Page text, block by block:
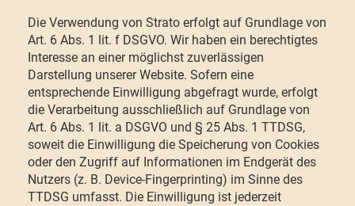
Die Verwendung von Strato erfolgt auf Grundlage von
Art. 6 Abs. 1 lit. f DSGVO. Wir haben ein berechtigtes
Interesse an einer möglichst zuverlässigen
Darstellung unserer Website. Sofern eine
entsprechende Einwilligung abgefragt wurde, erfolgt
die Verarbeitung ausschließlich auf Grundlage von
Art. 6 Abs. 1 lit. a DSGVO und § 25 Abs. 1 TTDSG,
soweit die Einwilligung die Speicherung von Cookies
oder den Zugriff auf Informationen im Endgerät des
Nutzers (z. B. Device-Fingerprinting) im Sinne des
TTDSG umfasst. Die Einwilligung ist jederzeit